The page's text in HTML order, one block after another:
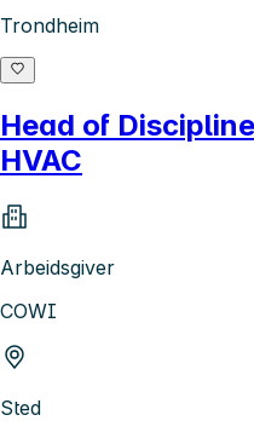
Trondheim
Head of
HVAC
Arbeidsgiver
COWI
Sted